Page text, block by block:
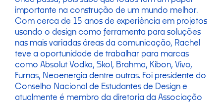
importante na construção de um mundo melhor.
Com cerca de 15 anos de experiência em projetos
usando o design como ferramenta para soluções
nas mais variadas áreas da comunicação, Rachel
teve a oportunidade de trabalhar para marcas
como Absolut Vodka, Skol, Brahma, Kibon, Vivo,
Furnas, Neoenergia dentre outras. Foi presidente do
Conselho Nacional de Estudantes de Design e
atualmente é membro da diretoria da Associação